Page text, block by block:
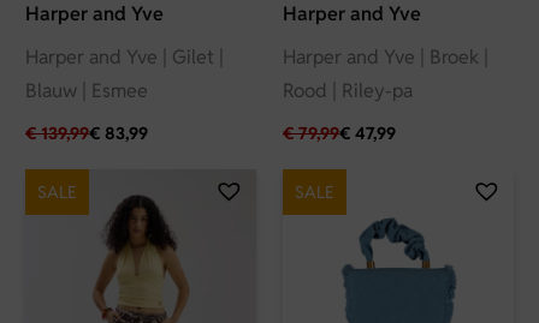
Harper and Yve
Harper and Yve | Gilet |
Blauw | Esmee
€139,99€ 83,99
Harper and Yve
Harper and Yve | Broek |
Rood | Riley-pa
€79,99€ 47,99
SALE SALE